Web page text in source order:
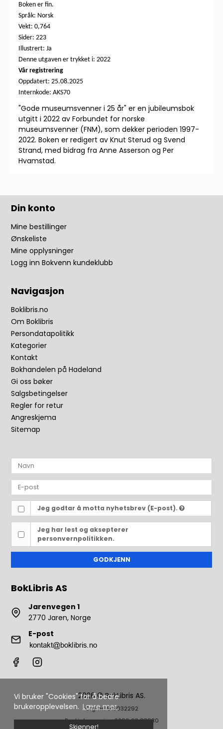
Vi bruker "Cookies" for å bedre
brukeropplevelsen. Lære mer.
Skjønner!
Boken er fin.
Språk: Norsk
Vekt: 0,764
Sider: 223
Illustrert: Ja
Denne utgaven er trykket i: 2022
Vår registrering
Oppdatert:25.08.2025
Internkode: AKS70
"Gode museumsvenner i 25 år" er en jubileumsbok
utgitt i 2022 av Forbundet for norske
museumsvenner (FNM), som dekker perioden 1997-
2022. Boken er redigert av Knut Sterud og Svend
Strand, med bidrag fra Anne Asserson og Per
Hvamstad.
Din konto
Mine bestillinger
Ønskeliste
Mine opplysninger
Logg inn Bokvenn kundeklubb
Navigasjon
Boklibris.no
Om Boklibris
Persondatapolitikk
Kategorier
Kontakt
Bokhandelen på Hadeland
Gi oss bøker
Salgsbetingelser
Regler for retur
Angreskjema
Sitemap
Jeg godtar å motta nyhetsbrev (E-post).
Jeg har lest og aksepterer
personvernpolitikken.
GODKJENN
BokLibris AS
Jarenvegen 1
2770 Jaren, Norge
E-post
2026 © BokLibris AS.
Org. nr.: 913032292
Bankinformasjon: 2280 63 83930